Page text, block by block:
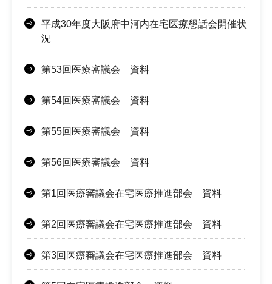
平成30年度大阪府中河内在宅医療懇話会開催状
況
第53回医療審議会 資料
第54回医療審議会 資料
第55回医療審議会 資料
第56回医療審議会 資料
第1回医療審議会在宅医療推進部会 資料
第2回医療審議会在宅医療推進部会 資料
第3回医療審議会在宅医療推進部会 資料